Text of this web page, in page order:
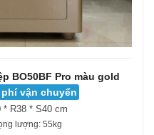
BO50BF Pro màu gold
phí vận chuyển
* R38 * S40 cm
lượng: 55kg